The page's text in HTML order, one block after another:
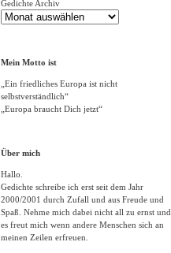
Gedichte Archiv
Mein Motto ist
„Ein friedliches Europa ist nicht
selbstverständlich“
„Europa braucht Dich jetzt“
Über mich
Hallo.
Gedichte schreibe ich erst seit dem Jahr
2000/2001 durch Zufall und aus Freude und
Spaß. Nehme mich dabei nicht all zu ernst und
es freut mich wenn andere Menschen sich an
meinen Zeilen erfreuen.